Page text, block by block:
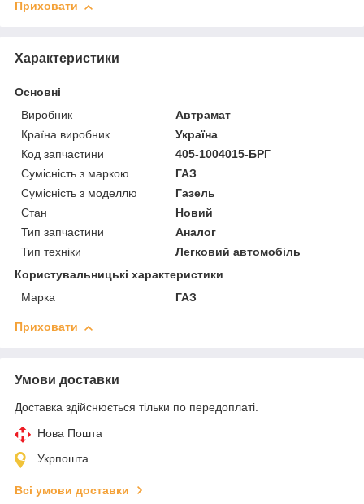
Приховати
Характеристики
Основні
Виробник
Автрамат
Країна виробник
Україна
Код запчастини
405-1004015-БРГ
Сумісність з маркою
ГАЗ
Сумісність з моделлю
Газель
Стан
Новий
Тип запчастини
Аналог
Тип техніки
Легковий автомобіль
Користувальницькі характеристики
Марка
ГАЗ
Приховати
Умови доставки
Доставка здійснюється тільки по передоплаті.
Нова Пошта
Укрпошта
Всі умови доставки